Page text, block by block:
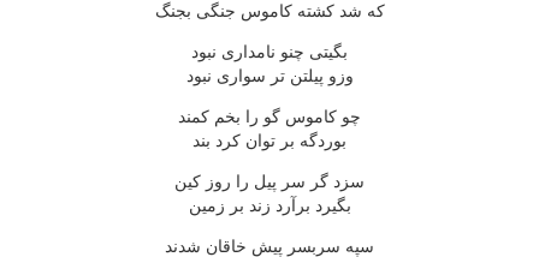
که شد کشته کاموس جنگی بجنگ
بگیتی چنو نامداری نبود
وزو پیلتن تر سواری نبود
چو کاموس گو را بخم کمند
بوردگه بر توان کرد بند
سزد گر سر پیل را روز کین
بگیرد برآرد زند بر زمین
سپه سربسر پیش خاقان شدند